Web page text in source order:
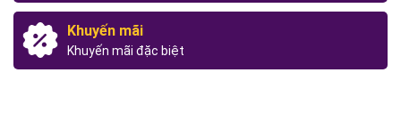
Khuyến mãi
Khuyến mãi đặc biệt